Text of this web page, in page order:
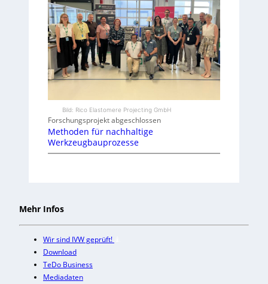
Bild: Rico Elastomere Projecting GmbH
Forschungsprojekt abgeschlossen
Methoden für nachhaltige
Werkzeugbauprozesse
Mehr Infos
Wir sind IVW geprüft!
Download
TeDo Business
Mediadaten